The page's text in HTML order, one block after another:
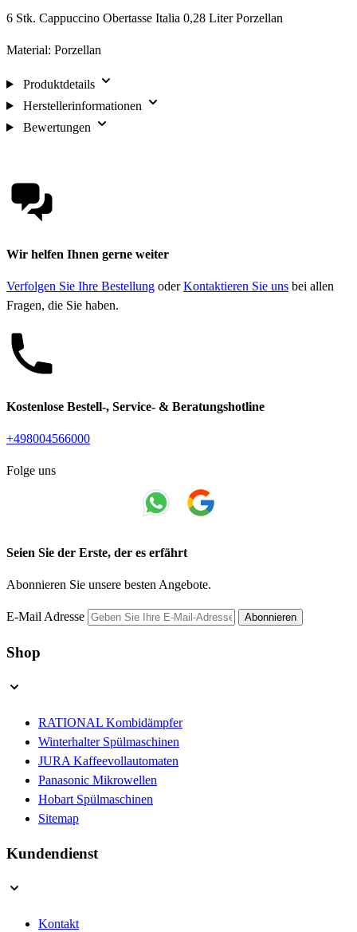
6 Stk. Cappuccino Obertasse Italia 0,28 Liter Porzellan
Material: Porzellan
Produktdetails
Herstellerinformationen
Bewertungen
Wir helfen Ihnen gerne weiter
Verfolgen Sie Ihre Bestellung oderKontaktieren Sie uns bei allen
Fragen, die Sie haben.
Kostenlose Bestell-, Service- & Beratungshotline
+498004566000
Folge uns
Seien Sie der Erste, der es erfährt
Abonnieren Sie unsere besten Angebote.
E-Mail Adresse Abonnieren
Shop
RATIONAL Kombidämpfer
Winterhalter Spülmaschinen
JURA Kaffeevollautomaten
Panasonic Mikrowellen
Hobart Spülmaschinen
Sitemap
Kundendienst
Kontakt